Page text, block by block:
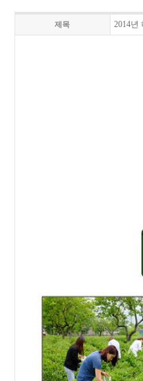
제목 2014년